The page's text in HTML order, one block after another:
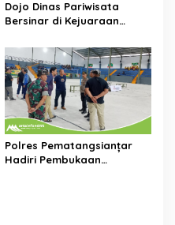
Dojo Dinas Pariwisata
Bersinar di Kejuaraan
Medali
Polres Pematangsianțar
Hadiri Pembukaan